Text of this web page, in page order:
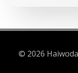
© 2026